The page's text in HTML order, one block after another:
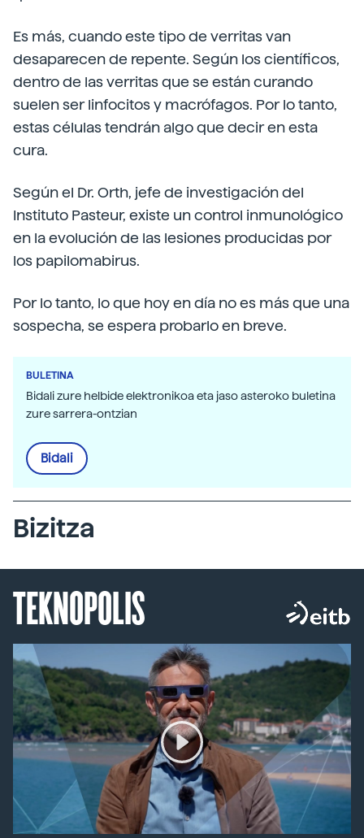
Es más, cuando este tipo de verritas van
desaparecen de repente. Según los científicos,
dentro de las verritas que se están curando
suelen ser linfocitos y macrófagos. Por lo tanto,
estas células tendrán algo que decir en esta
cura.
Según el Dr. Orth, jefe de investigación del
Instituto Pasteur, existe un control inmunológico
en la evolución de las lesiones producidas por
los papilomabirus.
Por lo tanto, lo que hoy en día no es más que una
sospecha, se espera probarlo en breve.
BULETINA
Bidali zure helbide elektronikoa eta jaso asteroko buletina
zure sarrera-ontzian
Bidali
Bizitza
TEKNOPOLIS